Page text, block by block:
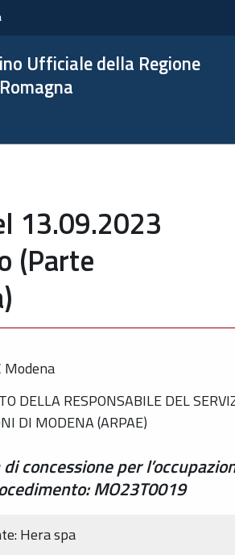
Ufficiale della Regione
13.09.2023
(Parte
Modena
DELLA RESPONSABILE DEL
DI MODENA (ARPAE)
concessione per
MO23T0019
Hera spa